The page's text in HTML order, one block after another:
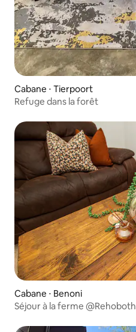
Cabane ⋅ Tierpoort
Refuge dans la forêt
Cabane ⋅ Benoni
Séjour à la ferme @Rehoboth